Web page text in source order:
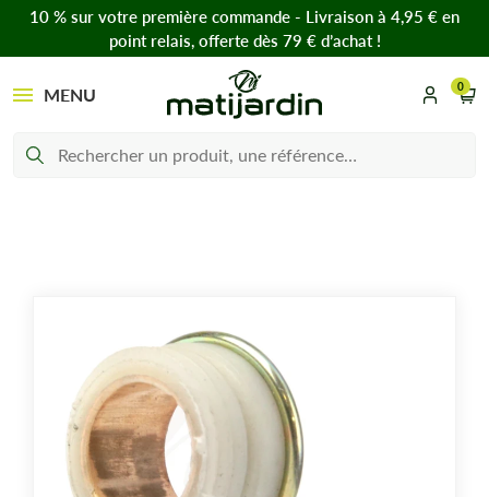
10 % sur votre première commande - Livraison à 4,95 € en
point relais, offerte dès 79 € d’achat !
MENU 0